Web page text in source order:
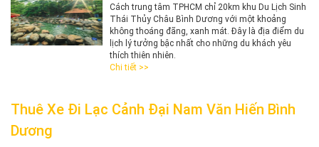
Cách trung tâm TPHCM chỉ 20km khu Du Lịch Sinh
Thái Thủy Châu Bình Dương với một khoảng
không thoáng đãng, xanh mát. Đây là địa điểm du
lịch lý tưởng bậc nhất cho những du khách yêu
thích thiên nhiên.
Chi tiết >>
Thuê Xe Đi Lạc Cảnh Đại Nam Văn Hiến Bình
Dương